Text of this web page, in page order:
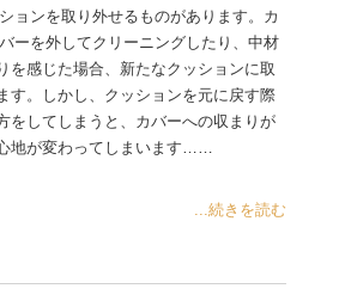
ションを取り外せるものがあります。カ
バーを外してクリーニングしたり、中材
を感じた場合、新たなクッションに取
す。しかし、クッションを元に戻す際
をしてしまうと、カバーへの収まりが
地が変わってしまいます……
...続きを読む